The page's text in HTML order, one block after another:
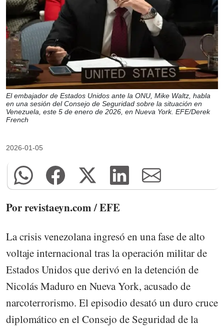
El embajador de Estados Unidos ante la ONU, Mike Waltz, habla
en una sesión del Consejo de Seguridad sobre la situación en
Venezuela, este 5 de enero de 2026, en Nueva York. EFE/Derek
French
2026-01-05
Por revistaeyn.com / EFE
La crisis venezolana ingresó en una fase de alto
voltaje internacional tras la operación militar de
Estados Unidos que derivó en la detención de
Nicolás Maduro en Nueva York, acusado de
narcoterrorismo. El episodio desató un duro cruce
diplomático en el Consejo de Seguridad de la